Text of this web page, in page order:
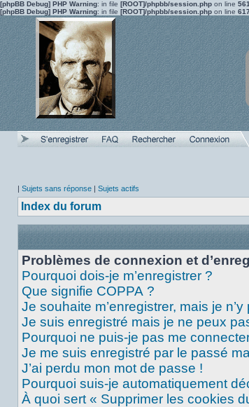
[phpBB Debug] PHP Warning: in file [ROOT]/phpbb/session.php on line 561
[phpBB Debug] PHP Warning: in file [ROOT]/phpbb/session.php on line 617
| Sujets sans réponse | Sujets actifs
Index du forum
Problèmes de connexion et
Pourquoi dois-je m’enregistrer ?
Que signifie COPPA ?
Je souhaite m’enregistrer, mais je
Je suis enregistré mais je ne peux
Pourquoi ne puis-je pas me
Je me suis enregistré par le passé
J’ai perdu mon mot de passe !
Pourquoi suis-je automatiquement
À quoi sert « Supprimer les cookies